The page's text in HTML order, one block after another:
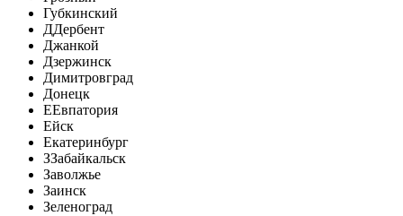
Губкинский
ДДербент
Джанкой
Дзержинск
Димитровград
Донецк
ЕЕвпатория
Ейск
Екатеринбург
ЗЗабайкальск
Заволжье
Заинск
Зеленоград